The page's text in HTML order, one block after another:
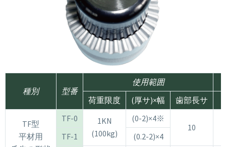
種別 型番
使用範囲
荷重限度
(厚サ)×幅 歯部長サ
TF型
平材用
TF-0
1KN
(100kg)
(0-2)×4※
10
TF-1
(0.2-2)×4